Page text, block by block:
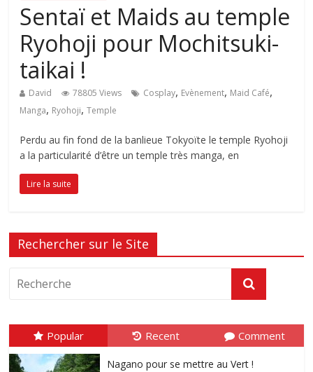
Sentaï et Maids au temple
Ryohoji pour Mochitsuki-
taikai !
David 78805 Views Cosplay, Evènement, Maid Café,
Manga, Ryohoji,Temple
Perdu au fin fond de la banlieue Tokyoïte le temple Ryohoji
a la particularité d’être un temple très manga, en
Lire la suite
Rechercher sur le Site
Popular Recent Comment
Nagano pour se mettre au Vert !